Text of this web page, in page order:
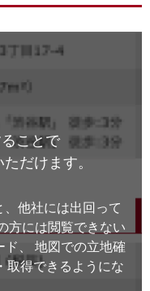
ことで
だけます。
他社には出回って
方には閲覧できない
、
地図での立地確
取得できるようにな